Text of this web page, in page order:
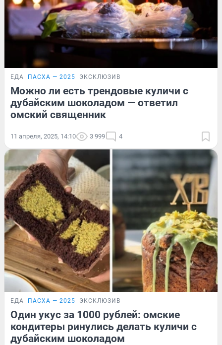
ЕДА ПАСХА — 2025 ЭКСКЛЮЗИВ
Можно ли есть трендовые куличи с
дубайским шоколадом — ответил
омский священник
11 апреля, 2025, 14:10 3 999 4
ЕДА ПАСХА — 2025 ЭКСКЛЮЗИВ
Один укус за 1000 рублей: омские
кондитеры ринулись делать куличи с
дубайским шоколадом